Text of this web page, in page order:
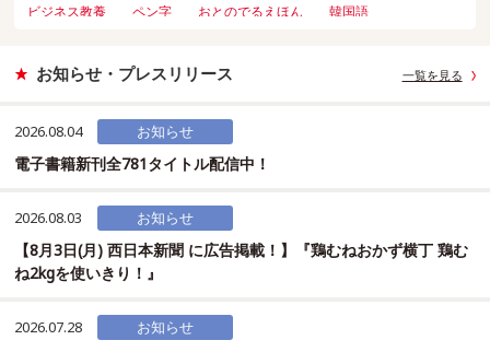
ビジネス教養 ペン字 おとのでるえほん
韓国語
めちゃカワ
お知らせ・プレスリリース 一覧を見る
2026.08.04 お知らせ
電子書籍新刊全781タイトル配信中！
2026.08.03 お知らせ
【8月3日(月) 西日本新聞 に広告掲載！】『鶏むねおかず横丁 鶏む
ね2kgを使いきり！』
2026.07.28 お知らせ